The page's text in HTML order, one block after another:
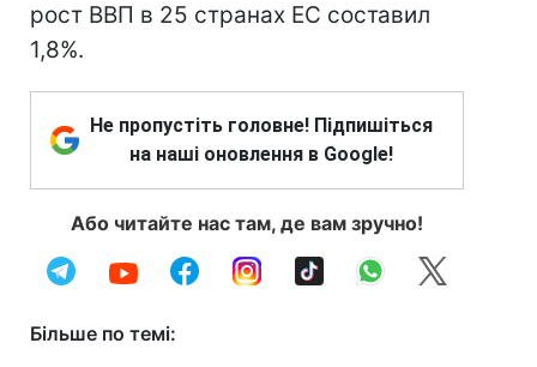
рост ВВП в 25 странах ЕС составил
1,8%.
Не пропустіть головне! Підпишіться
на наші оновлення в Google!
Або читайте нас там, де вам зручно!
Більше по темі: